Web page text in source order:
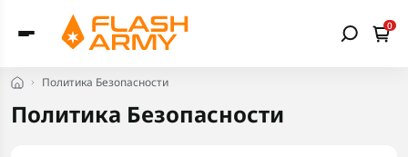
0
Политика Безопасности
Политика Безопасности